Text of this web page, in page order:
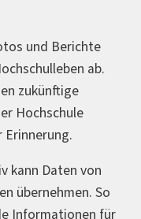
und Berichte
ab.
zukünftige
Hochschule
kann Daten von
übernehmen. So
Informationen für